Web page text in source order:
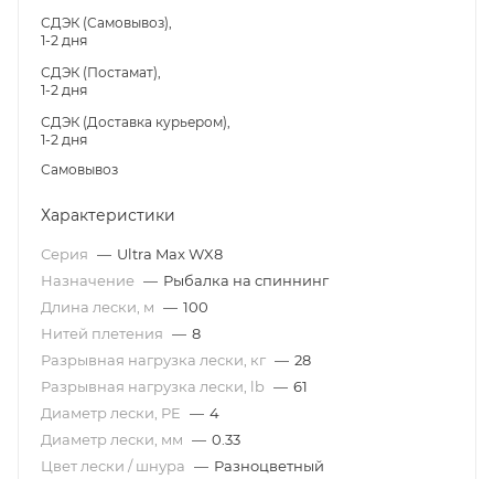
СДЭК (Самовывоз),
1-2 дня
СДЭК (Постамат),
1-2 дня
СДЭК (Доставка курьером),
1-2 дня
Самовывоз
Характеристики
Серия — Ultra Max WX8
Назначение — Рыбалка на спиннинг
Длина лески, м — 100
Нитей плетения — 8
Разрывная нагрузка лески, кг — 28
Разрывная нагрузка лески, lb — 61
Диаметр лески, PE — 4
Диаметр лески, мм — 0.33
Цвет лески / шнура — Разноцветный